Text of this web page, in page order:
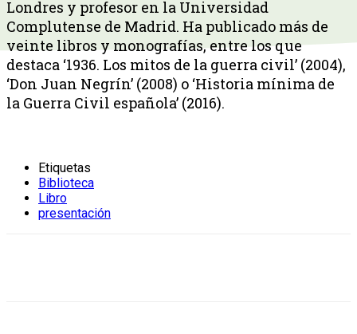
Londres y profesor en la Universidad
Complutense de Madrid. Ha publicado más de
veinte libros y monografías, entre los que
destaca ‘1936. Los mitos de la guerra civil’ (2004),
‘Don Juan Negrín’ (2008) o ‘Historia mínima de
la Guerra Civil española’ (2016).
Etiquetas
Biblioteca
Libro
presentación